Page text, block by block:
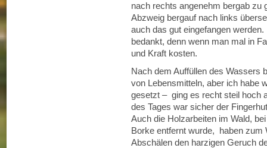
nach rechts angenehm bergab zu
Abzweig bergauf nach links
auch das gut eingefangen
bedankt, denn wenn man mal in
und Kraft kosten.
Nach dem Auffüllen des Wassers
von Lebensmitteln, aber ich habe
gesetzt – ging es recht steil hoch
des Tages war sicher der
Auch die Holzarbeiten im Wald,
Borke entfernt wurde, haben zum
Abschälen den harzigen Geruch